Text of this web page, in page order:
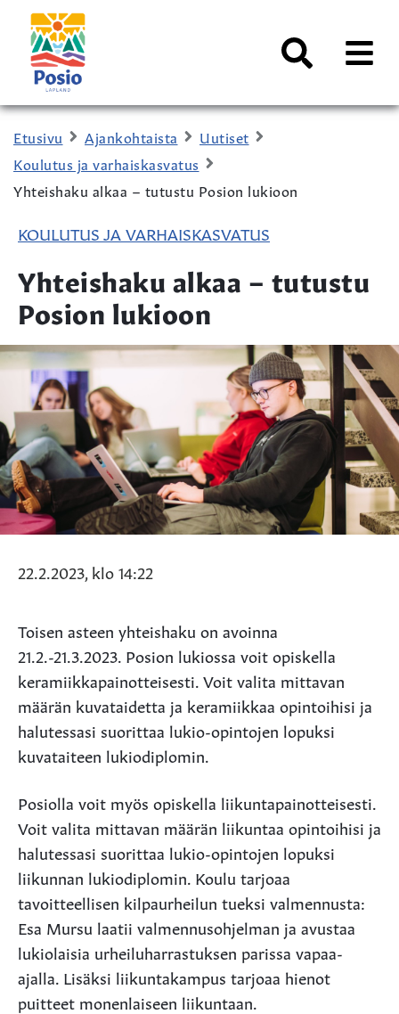
Siirry sisältöön
Kaupungin
logo
AVAA
Etusivu Ajankohtaista
Uutiset
Koulutus ja varhaiskasvatus
Yhteishaku alkaa – tutustu Posion lukioon
KOULUTUS JA VARHAISKASVATUS
Yhteishaku alkaa – tutustu
Posion lukioon
22.2.2023, klo 14:22
Toisen asteen yhteishaku on avoinna
21.2.-21.3.2023. Posion lukiossa voit opiskella
keramiikkapainotteisesti. Voit valita mittavan
määrän kuvataidetta ja keramiikkaa opintoihisi ja
halutessasi suorittaa lukio-opintojen lopuksi
kuvataiteen lukiodiplomin.
Posiolla voit myös opiskella liikuntapainotteisesti.
Voit valita mittavan määrän liikuntaa opintoihisi ja
halutessasi suorittaa lukio-opintojen lopuksi
liikunnan lukiodiplomin. Koulu tarjoaa
tavoitteellisen kilpaurheilun tueksi valmennusta:
Esa Mursu laatii valmennusohjelman ja avustaa
lukiolaisia urheiluharrastuksen parissa vapaa-
ajalla. Lisäksi liikuntakampus tarjoaa hienot
puitteet monenlaiseen liikuntaan.